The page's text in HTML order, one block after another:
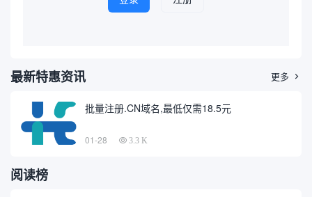
最新特惠资讯 更多 
批量注册.CN域名,最低仅需18.5元
01-28 3.3 K
阅读榜